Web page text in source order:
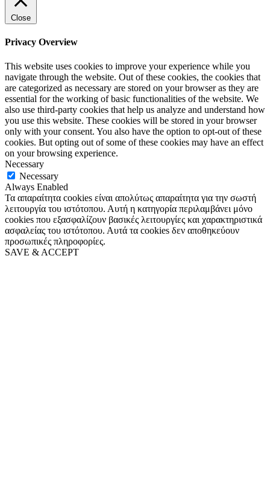
Close
Privacy Overview
This website uses cookies to improve your experience while you
navigate through the website. Out of these cookies, the cookies that
are categorized as necessary are stored on your browser as they are
essential for the working of basic functionalities of the website. We
also use third-party cookies that help us analyze and understand how
you use this website. These cookies will be stored in your browser
only with your consent. You also have the option to opt-out of these
cookies. But opting out of some of these cookies may have an effect
on your browsing experience.
Necessary
Necessary
Always Enabled
Τα απαραίτητα cookies είναι απολύτως απαραίτητα για την σωστή
λειτουργία του ιστότοπου. Αυτή η κατηγορία περιλαμβάνει μόνο
cookies που εξασφαλίζουν βασικές λειτουργίες και χαρακτηριστικά
ασφαλείας του ιστότοπου. Αυτά τα cookies δεν αποθηκεύουν
προσωπικές πληροφορίες.
SAVE & ACCEPT